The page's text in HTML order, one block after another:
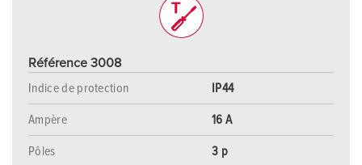
Référence 3008
Indice de protection
IP44
Ampère 16 A
Pôles 3 p